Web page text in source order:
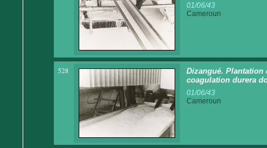
01/06/43
Cameroun
528
Dizangué. Plantation
coagulation durera
01/06/43
Cameroun